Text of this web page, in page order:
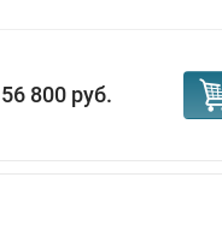
56 800 руб.